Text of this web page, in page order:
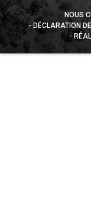
NOUS
DÉCLARATION